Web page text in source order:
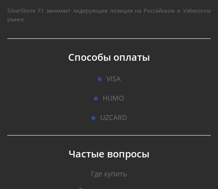
SilverStone F1 занимает лидирующие позиции на Российском и Узбекском
рынке.
Способы оплаты
VISA
HUMO
UZCARD
Частые вопросы
Где купить